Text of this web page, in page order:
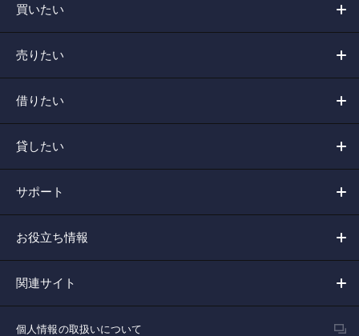
買いたい
売りたい
借りたい
貸したい
サポート
お役立ち情報
関連サイト
個人情報の取扱いについて